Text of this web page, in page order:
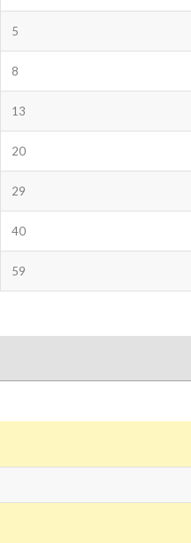
5
8
13
20
29
40
59